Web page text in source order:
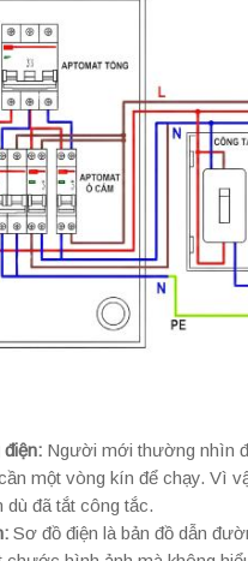
điện: Người mới thường nhìn
một vòng kín để chạy. Vì
dù đã tắt công tắc.
Sơ đồ điện là bản đồ dẫn